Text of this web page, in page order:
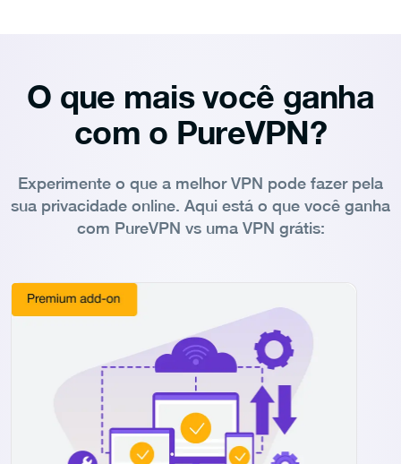
O que mais você ganha
com o PureVPN?
Experimente o que a melhor VPN pode fazer pela
sua privacidade online. Aqui está o que você ganha
com PureVPN vs uma VPN grátis: